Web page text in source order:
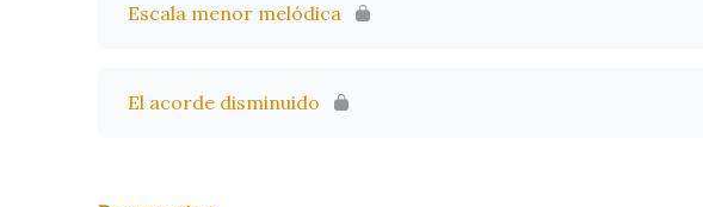
Escala menor melódica
El acorde disminuido